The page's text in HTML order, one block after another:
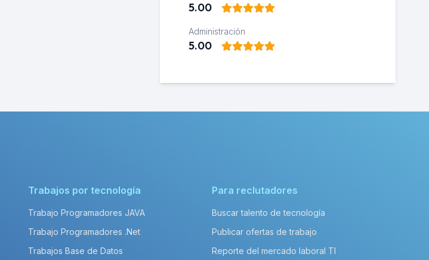
5.00
Administración
5.00
Trabajos por tecnología
Trabajo Programadores JAVA
Trabajo Programadores .Net
Trabajos Base de Datos
Para reclutadores
Buscar talento de tecnología
Publicar ofertas de trabajo
Reporte del mercado laboral TI